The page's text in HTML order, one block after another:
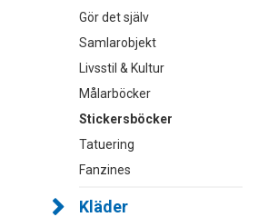
Gör det själv
Samlarobjekt
Livsstil & Kultur
Målarböcker
Stickersböcker
Tatuering
Fanzines
Kläder